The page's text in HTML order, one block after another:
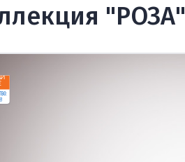
"РОЗА"